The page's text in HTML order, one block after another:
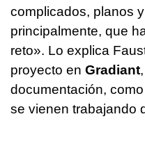
complicados, planos
principalmente, que
reto». Lo explica
proyecto en Gradiant
documentación,
se vienen trabajando